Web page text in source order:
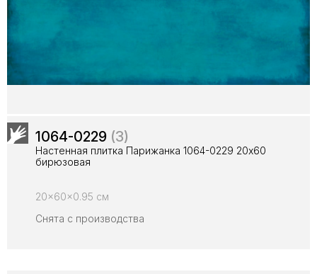
1064-0229 (3)
Настенная плитка Парижанка 1064-0229 20x60
бирюзовая
20x60x0.95 см
Снята с производства